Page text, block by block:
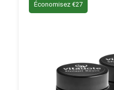
Économisez €27